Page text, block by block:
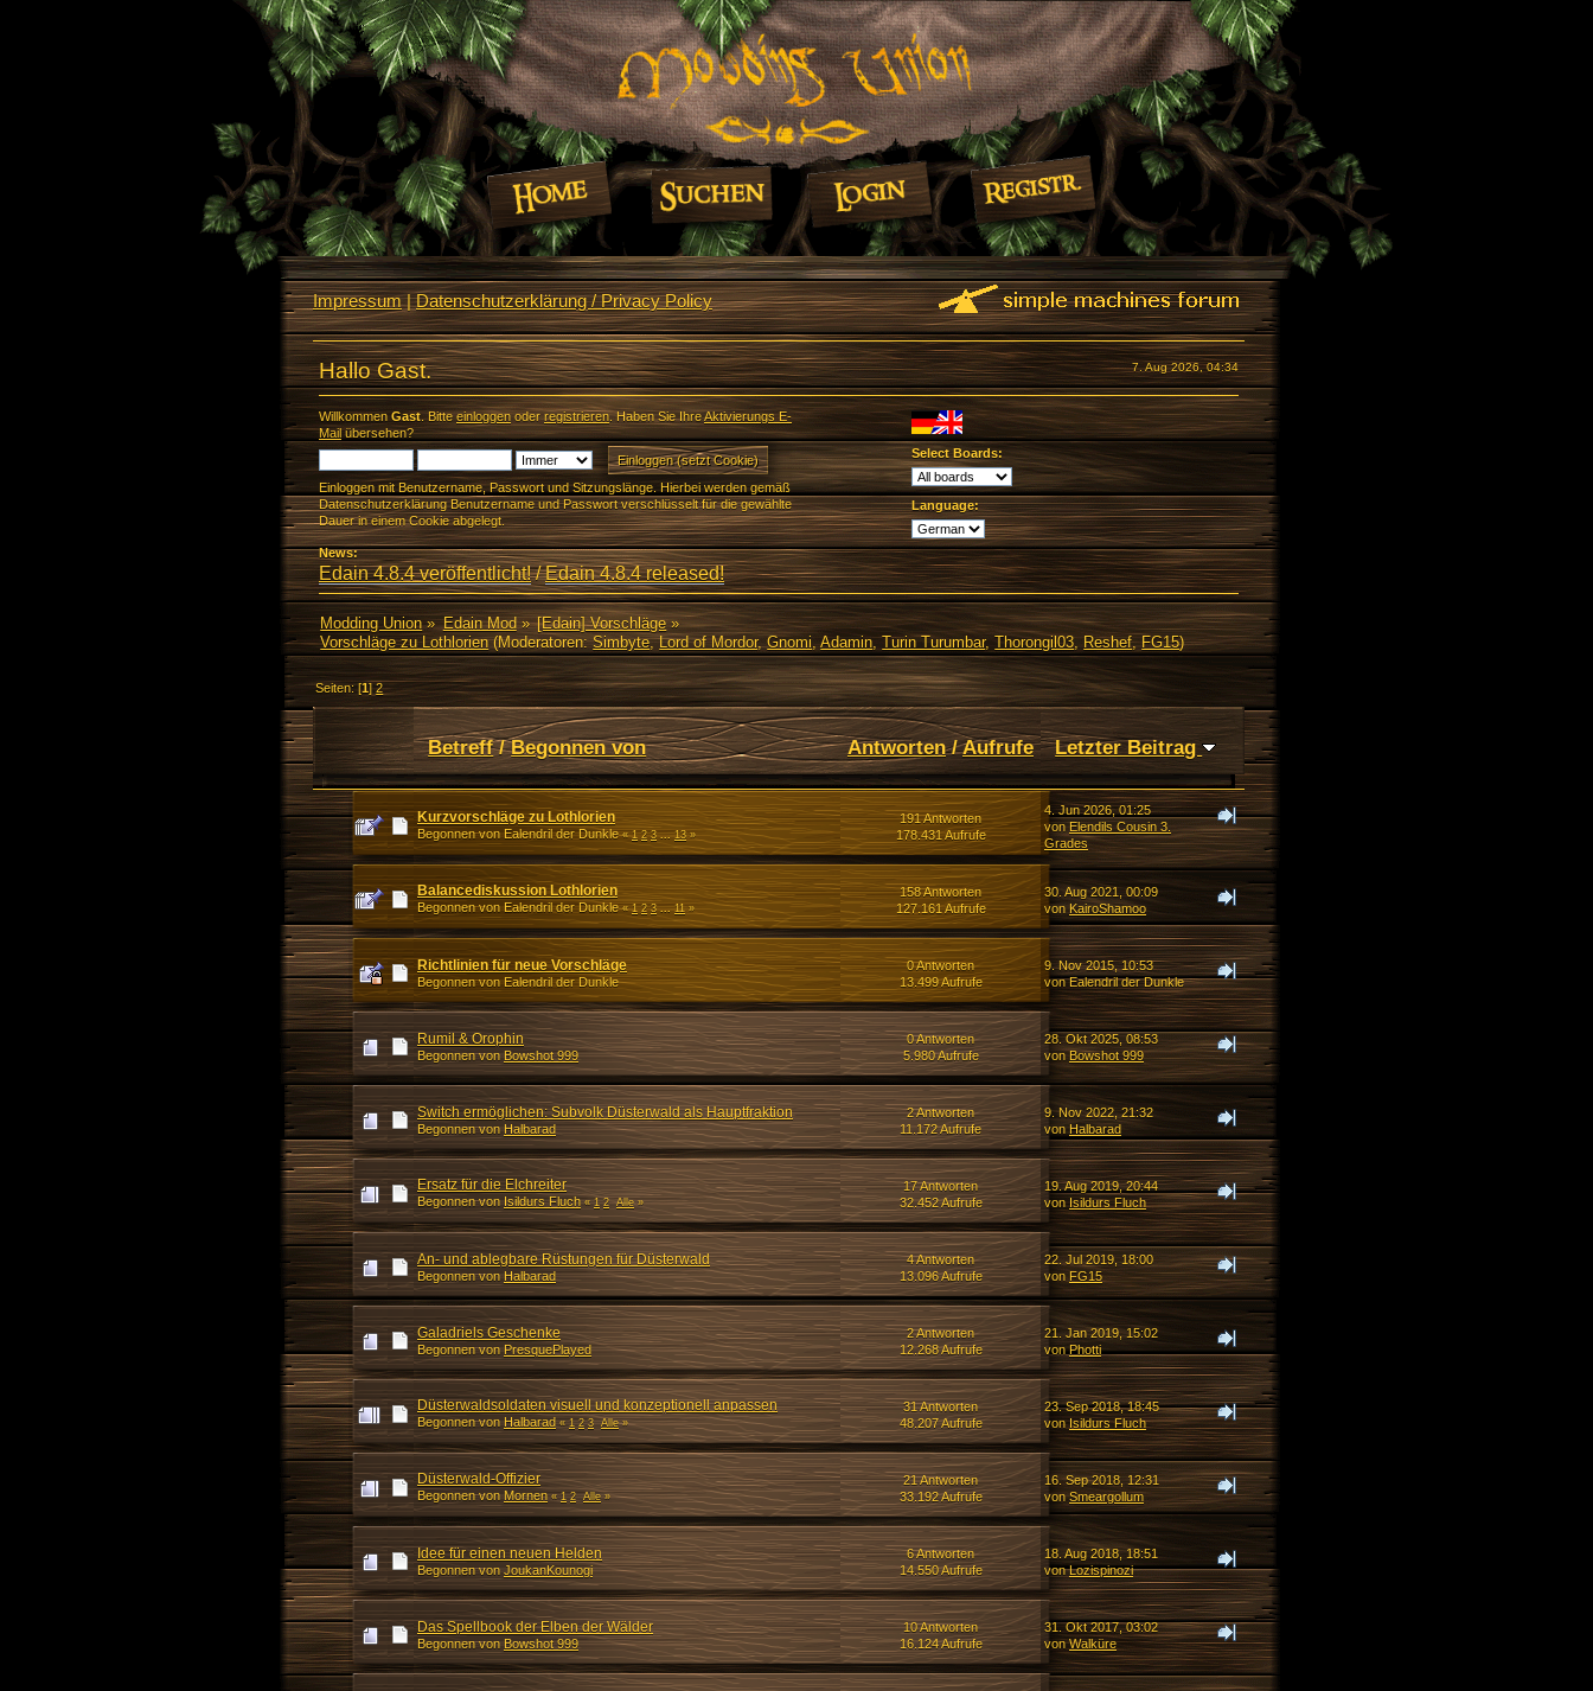
Impressum|Datenschutzerklärung / Privacy Policy
7. Aug 2026, 04:34
Hallo Gast.
Willkommen Gast. Bitte einloggenoderregistrieren. Haben Sie IhreAktivierungs E-
Mailübersehen?
Einloggen mit Benutzername, Passwort und Sitzungslänge. Hierbei werden gemäß
Datenschutzerklärung Benutzername und Passwort verschlüsselt für die gewählte
Dauer in einem Cookie abgelegt.
Select Boards:
Language:
News:
Edain 4.8.4 veröffentlicht!/Edain 4.8.4 released!
Modding Union» Edain Mod» [Edain] Vorschläge»
Vorschläge zu Lothlorien(Moderatoren:Simbyte,Lord of Mordor,Gnomi,Adamin,Turin Turumbar,Thorongil03, Reshef, FG15)
Seiten: [1]2
Betreff/Begonnen von Antworten/Aufrufe Letzter Beitrag
Kurzvorschläge zu Lothlorien
Begonnen von Ealendril der Dunkle«1 2 3 ...13»
191 Antworten
178.431 Aufrufe
4. Jun 2026, 01:25
vonElendils Cousin 3.
Grades
Balancediskussion Lothlorien
Begonnen von Ealendril der Dunkle«1 2 3 ...11»
158 Antworten
127.161 Aufrufe
30. Aug 2021, 00:09
von KairoShamoo
Richtlinien für neue Vorschläge
Begonnen von Ealendril der Dunkle
0 Antworten
13.499 Aufrufe
9. Nov 2015, 10:53
von Ealendril der Dunkle
Rumil & Orophin
Begonnen von Bowshot 999
0 Antworten
5.980 Aufrufe
28. Okt 2025, 08:53
vonBowshot 999
Switch ermöglichen: Subvolk Düsterwald als Hauptfraktion
Begonnen von Halbarad
2 Antworten
11.172 Aufrufe
9. Nov 2022, 21:32
von Halbarad
Ersatz für die Elchreiter
Begonnen von Isildurs Fluch «1 2 Alle»
17 Antworten
32.452 Aufrufe
19. Aug 2019, 20:44
vonIsildurs Fluch
An- und ablegbare Rüstungen für Düsterwald
Begonnen von Halbarad
4 Antworten
13.096 Aufrufe
22. Jul 2019, 18:00
von FG15
Galadriels Geschenke
Begonnen von PresquePlayed
2 Antworten
12.268 Aufrufe
21. Jan 2019, 15:02
vonPhotti
Düsterwaldsoldaten visuell und konzeptionell anpassen
Begonnen von Halbarad «1 2 3 Alle»
31 Antworten
48.207 Aufrufe
23. Sep 2018, 18:45
vonIsildurs Fluch
Düsterwald-Offizier
Begonnen von Mornen «1 2 Alle»
21 Antworten
33.192 Aufrufe
16. Sep 2018, 12:31
vonSmeargollum
Idee für einen neuen Helden
Begonnen von JoukanKounogi
6 Antworten
14.550 Aufrufe
18. Aug 2018, 18:51
vonLozispinozi
Das Spellbook der Elben der Wälder
Begonnen von Bowshot 999
10 Antworten
16.124 Aufrufe
31. Okt 2017, 03:02
vonWalküre